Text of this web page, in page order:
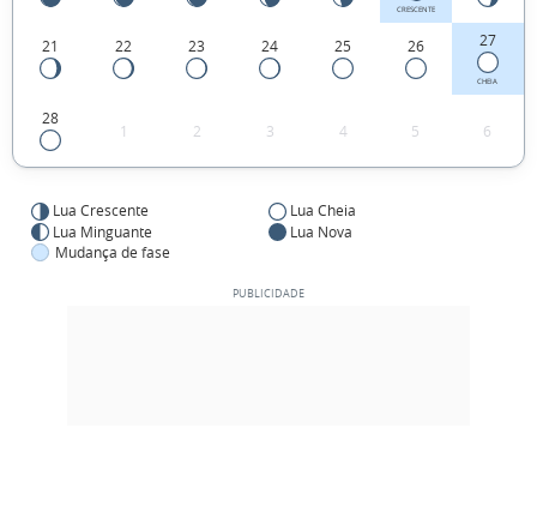
CRESCENTE
21 22 23 24 25 26 27
CHEIA
28
1 2 3 4 5 6
Lua Crescente
Lua Cheia
Lua Minguante
Lua Nova
Mudança de fase